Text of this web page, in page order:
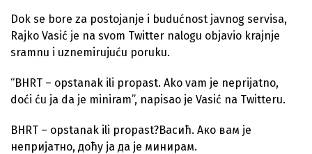
Dok se bore za postojanje i budućnost javnog servisa,
Rajko Vasić je na svom Twitter nalogu objavio krajnje
sramnu i uznemirujuću poruku.
“BHRT – opstanak ili propast. Ako vam je neprijatno,
doći ću ja da je miniram”, napisao je Vasić na Twitteru.
BHRT – opstanak ili propast?Васић. Ако вам је
непријатно, доћу ја да је минирам.